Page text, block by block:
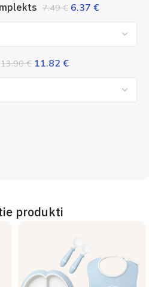
7.49€ 6.37 €
13.90€ 11.82 €
produkti